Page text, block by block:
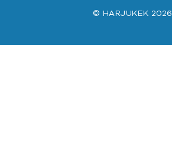
© HARJUKEK 2026